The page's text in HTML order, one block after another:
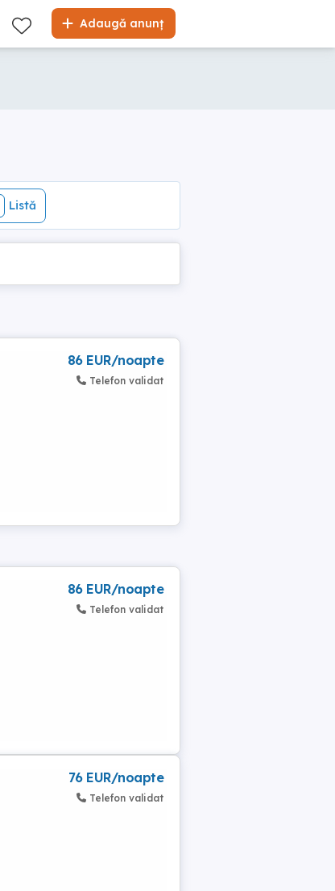
Adaugă anunț
Listă
Listă
86 EUR/noapte
Telefon validat
86 EUR/noapte
Telefon validat
76 EUR/noapte
Telefon validat